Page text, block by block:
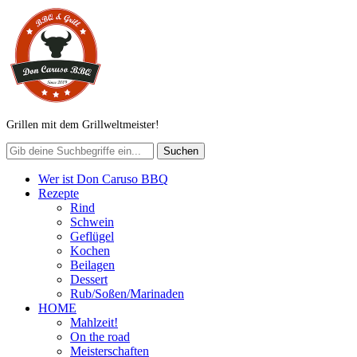
Grillen mit dem Grillweltmeister!
Wer ist Don Caruso BBQ
Rezepte
Rind
Schwein
Geflügel
Kochen
Beilagen
Dessert
Rub/Soßen/Marinaden
HOME
Mahlzeit!
On the road
Meisterschaften